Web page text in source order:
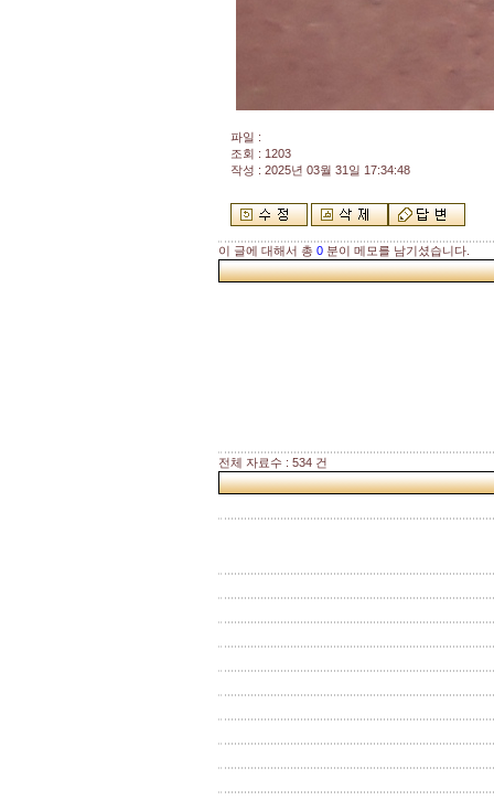
파일 :
조회 : 1203
작성 : 2025년 03월 31일 17:34:48
이 글에 대해서 총 0 분이 메모를 남기셨습니다.
전체 자료수 : 534 건